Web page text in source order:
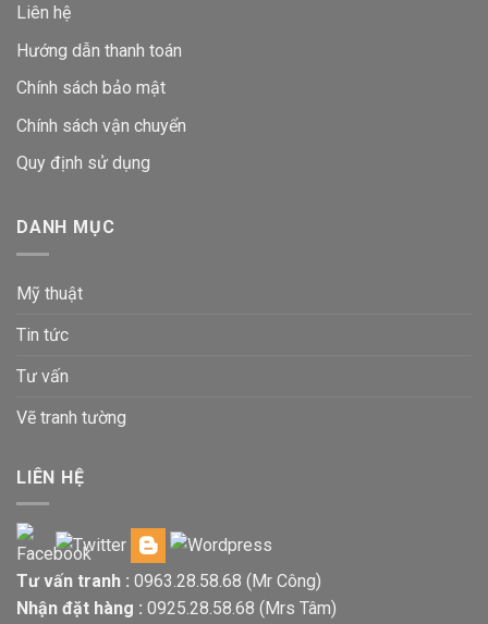
Liên hệ
Hướng dẫn thanh toán
Chính sách bảo mật
Chính sách vận chuyển
Quy định sử dụng
DANH MỤC
Mỹ thuật
Tin tức
Tư vấn
Vẽ tranh tường
LIÊN HỆ
Tư vấn tranh : 0963.28.58.68 (Mr Công)
Nhận đặt hàng : 0925.28.58.68 (Mrs Tâm)